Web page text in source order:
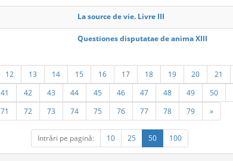
La source de vie. Livre III
Questiones disputatae de anima XIII
12 13 14 15 16 17 18 19 20 21
41 42 43 44 45 46 47 48 49 50
71 72 73 74 75 76 77 78 79 »
Intrări pe pagină: 10 25 50 100